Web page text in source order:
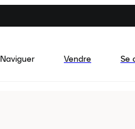
Naviguer Vendre Se